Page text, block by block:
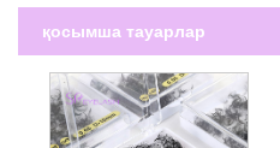
қосымша тауарлар